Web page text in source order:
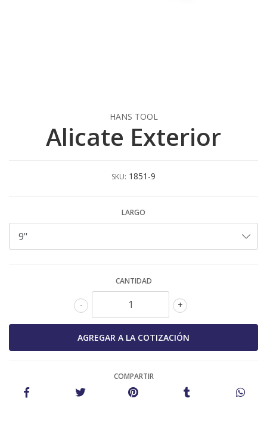
HANS TOOL
Alicate Exterior
SKU: 1851-9
LARGO
CANTIDAD
+
-
COMPARTIR